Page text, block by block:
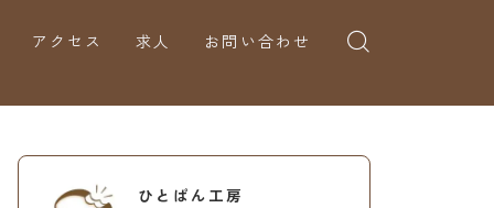
アクセス 求人 お問い合わせ
ひとぱん工房